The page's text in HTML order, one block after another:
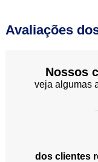
Avaliações
Nossos
veja algumas
dos clientes